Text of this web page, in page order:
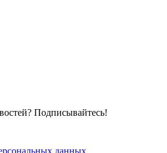
Подписывайтесь!
данных